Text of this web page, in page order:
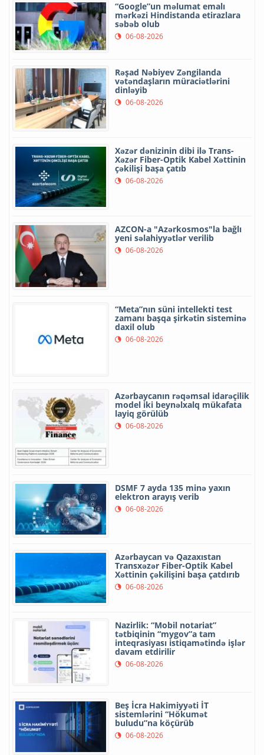
“Google”un məlumat emalı
mərkəzi Hindistanda etirazlara
səbəb olub
06-08-2026
Rəşad Nəbiyev Zəngilanda
vətəndaşların müraciətlərini
dinləyib
06-08-2026
Xəzər dənizinin dibi ilə Trans-
Xəzər Fiber-Optik Kabel Xəttinin
çəkilişi başa çatıb
06-08-2026
AZCON-a "Azərkosmos"la bağlı
yeni səlahiyyətlər verilib
06-08-2026
“Meta”nın süni intellekti test
zamanı başqa şirkətin sisteminə
daxil olub
06-08-2026
Azərbaycanın rəqəmsal idarəçilik
model iki beynəlxalq mükafata
layiq görülüb
06-08-2026
DSMF 7 ayda 135 minə yaxın
elektron arayış verib
06-08-2026
Azərbaycan və Qazaxıstan
Transxəzər Fiber-Optik Kabel
Xəttinin çəkilişini başa çatdırıb
06-08-2026
Nazirlik: “Mobil notariat”
tətbiqinin “mygov”a tam
inteqrasiyası istiqamətində işlər
davam etdirilir
06-08-2026
Beş İcra Hakimiyyəti İT
sistemlərini “Hökumət
buludu”na köçürüb
06-08-2026